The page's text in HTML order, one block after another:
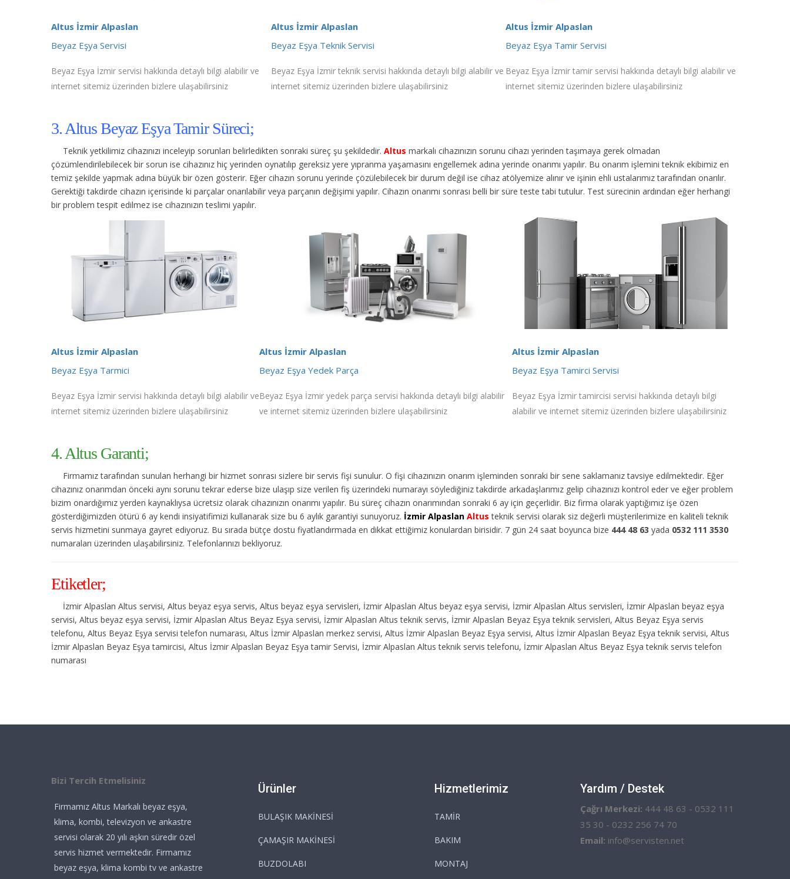
Altus İzmir Alpaslan
Beyaz Eşya Servisi
Beyaz Eşya İzmir servisi hakkında detaylı bilgi alabilir ve
internet sitemiz üzerinden bizlere ulaşabilirsiniz
Altus İzmir Alpaslan
Beyaz Eşya Teknik Servisi
Beyaz Eşya İzmir teknik servisi hakkında detaylı bilgi alabilir ve
internet sitemiz üzerinden bizlere ulaşabilirsiniz
Altus İzmir Alpaslan
Beyaz Eşya Tamir Servisi
Beyaz Eşya İzmir tamir servisi hakkında detaylı bilgi alabilir ve
internet sitemiz üzerinden bizlere ulaşabilirsiniz
3. Altus Beyaz Eşya Tamir Süreci;
Teknik yetkilimiz cihazınızı inceleyip sorunları belirledikten sonraki süreç şu şekildedir. Altus markalı cihazınızın sorunu cihazı yerinden taşımaya gerek olmadan
çözümlendirilebilecek bir sorun ise cihazınız hiç yerinden oynatılıp gereksiz yere yıpranma yaşamasını engellemek adına yerinde onarımı yapılır. Bu onarım işlemini teknik ekibimiz en
temiz şekilde yapmak adına büyük bir özen gösterir. Eğer cihazın sorunu yerinde çözülebilecek bir durum değil ise cihaz atölyemize alınır ve işinin ehli ustalarımız tarafından onarılır.
Gerektiği takdirde cihazın içerisinde ki parçalar onarılabilir veya parçanın değişimi yapılır. Cihazın onarımı sonrası belli bir süre teste tabi tutulur. Test sürecinin ardından eğer herhangi
bir problem tespit edilmez ise cihazınızın teslimi yapılır.
Altus İzmir Alpaslan
Beyaz Eşya Tarmici
Beyaz Eşya İzmir servisi hakkında detaylı bilgi alabilir ve
internet sitemiz üzerinden bizlere ulaşabilirsiniz
Altus İzmir Alpaslan
Beyaz Eşya Yedek Parça
Beyaz Eşya İzmir yedek parça servisi hakkında detaylı bilgi alabilir
ve internet sitemiz üzerinden bizlere ulaşabilirsiniz
Altus İzmir Alpaslan
Beyaz Eşya Tamirci Servisi
Beyaz Eşya İzmir tamircisi servisi hakkında detaylı bilgi
alabilir ve internet sitemiz üzerinden bizlere ulaşabilirsiniz
4. Altus Garanti;
Firmamız tarafından sunulan herhangi bir hizmet sonrası sizlere bir servis fişi sunulur. O fişi cihazınızın onarım işleminden sonraki bir sene saklamanız tavsiye edilmektedir. Eğer
cihazınız onarımdan önceki aynı sorunu tekrar ederse bize ulaşıp size verilen fiş üzerindeki numarayı söylediğiniz takdirde arkadaşlarımız gelip cihazınızı kontrol eder ve eğer problem
bizim onardığımız yerden kaynaklıysa ücretsiz olarak cihazınızın onarımı yapılır. Bu süreç cihazın onarımından sonraki 6 ay için geçerlidir. Biz firma olarak yaptığımız işe özen
gösterdiğimizden ötürü 6 ay kendi insiyatifimizi kullanarak size bu 6 aylık garantiyi sunuyoruz. İzmir Alpaslan Altus teknik servisi olarak siz değerli müşterilerimize en kaliteli teknik
servis hizmetini sunmaya gayret ediyoruz. Bu sırada bütçe dostu fiyatlandırmada en dikkat ettiğimiz konulardan birisidir. 7 gün 24 saat boyunca bize 444 48 63 yada 0532 111 3530
numaraları üzerinden ulaşabilirsiniz. Telefonlarınızı bekliyoruz.
Etiketler;
İzmir Alpaslan Altus servisi, Altus beyaz eşya servis, Altus beyaz eşya servisleri, İzmir Alpaslan Altus beyaz eşya servisi, İzmir Alpaslan Altus servisleri, İzmir Alpaslan beyaz eşya
servisi, Altus beyaz eşya servisi, İzmir Alpaslan Altus Beyaz Eşya servisi, İzmir Alpaslan Altus teknik servis, İzmir Alpaslan Beyaz Eşya teknik servisleri, Altus Beyaz Eşya servis
telefonu, Altus Beyaz Eşya servisi telefon numarası, Altus İzmir Alpaslan merkez servisi, Altus İzmir Alpaslan Beyaz Eşya servisi, Altus İzmir Alpaslan Beyaz Eşya teknik servisi, Altus
İzmir Alpaslan Beyaz Eşya tamircisi, Altus İzmir Alpaslan Beyaz Eşya tamir Servisi, İzmir Alpaslan Altus teknik servis telefonu, İzmir Alpaslan Altus Beyaz Eşya teknik servis telefon
numarası
Bizi Tercih Etmelisiniz
Firmamız Altus Markalı beyaz eşya,
klima, kombi, televizyon ve ankastre
servisi olarak 20 yılı aşkın süredir özel
servis hizmet vermektedir. Firmamız
beyaz eşya, klima kombi tv ve ankastre
Ürünler
BULAŞIK MAKİNESİ
ÇAMAŞIR MAKİNESİ
BUZDOLABI
Hizmetlerimiz
TAMİR
BAKIM
MONTAJ
Yardım / Destek
Çağrı Merkezi: 444 48 63 - 0532 111
35 30 - 0232 256 74 70
Email: info@servisten.net